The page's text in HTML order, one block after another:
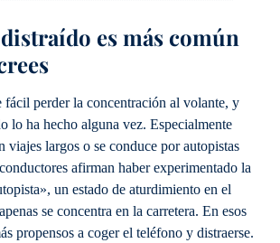
es más común
fácil perder la concentración al volante, y
lo ha hecho alguna vez. Especialmente
viajes largos o se conduce por autopistas
afirman haber experimentado la
un estado de aturdimiento en el
se concentra en la carretera. En esos
propensos a coger el teléfono y distraerse.